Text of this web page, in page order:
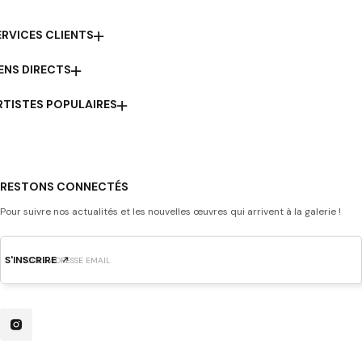
CLIENTS
DIRECTS
POPULAIRES
RESTONS CONNECTÉS
Pour suivre nos actualités et les nouvelles œuvres qui arrivent à la galerie !
S'INSCRIRE